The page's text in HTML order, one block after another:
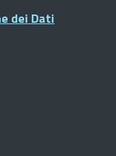
dei Dati